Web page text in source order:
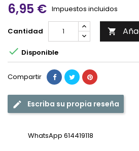
6,95 € Impuestos incluidos
Cantidad 
 Disponible
Compartir
Escriba su propia reseña
WhatsApp 614419118